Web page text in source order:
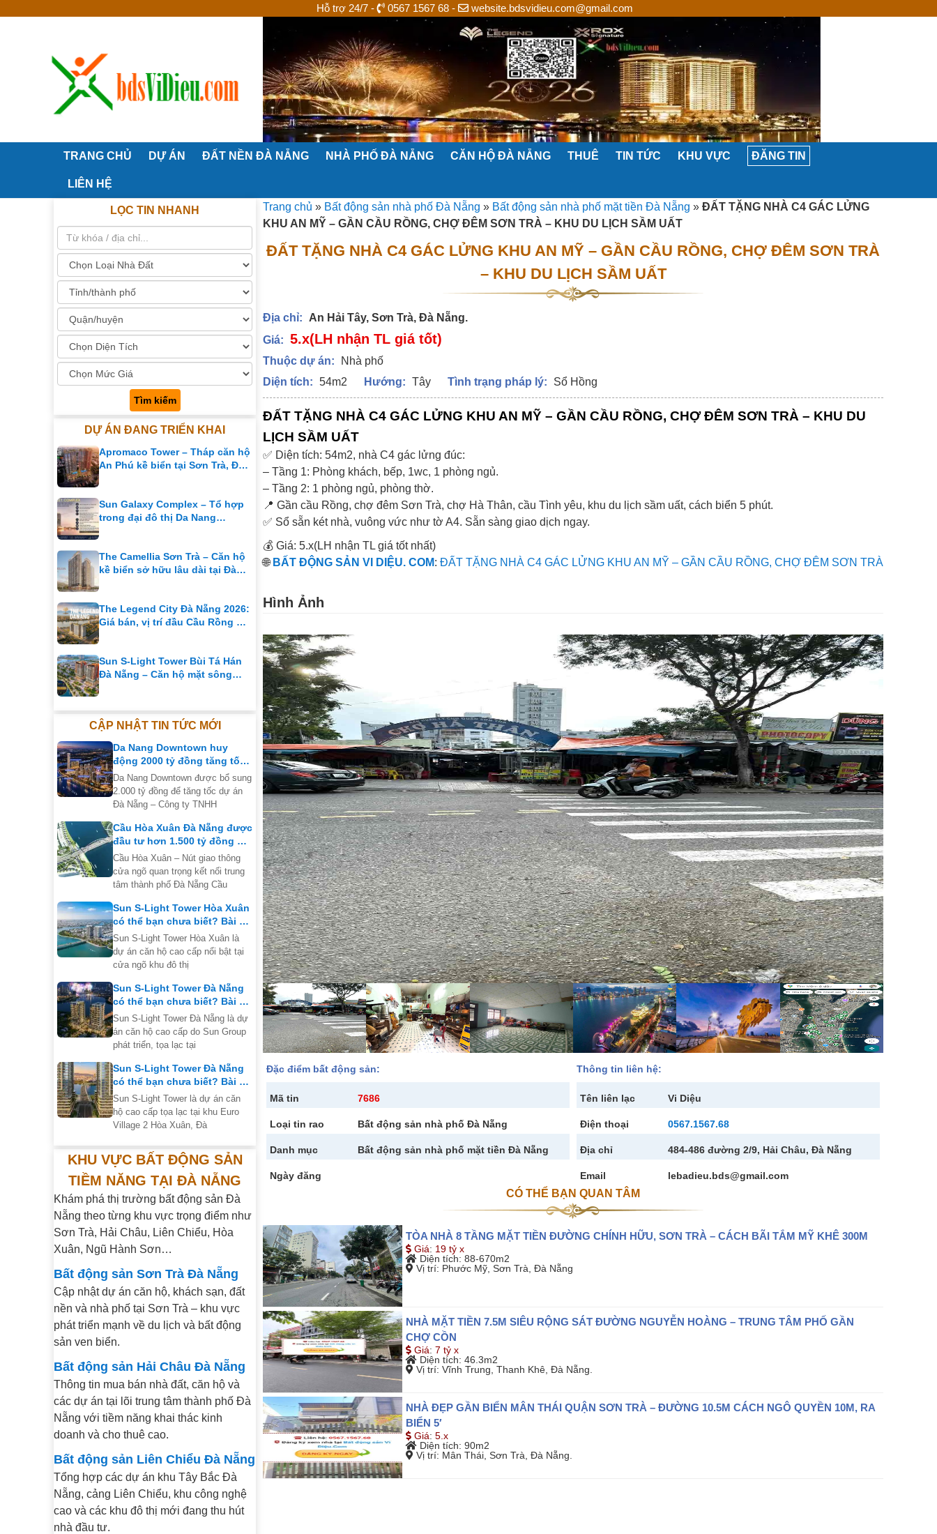
Hỗ trợ 24/7 - 0567 1567 68 - website.bdsvidieu.com@gmail.com
TRANG CHỦ DỰ ÁN ĐẤT NỀN ĐÀ NẴNG NHÀ PHỐ ĐÀ NẴNG CĂN HỘ ĐÀ NẴNG THUÊ TIN TỨC KHU VỰC ĐĂNG TIN
LIÊN HỆ
Trang chủ » Bất động sản nhà phố Đà Nẵng » Bất động sản nhà phố mặt tiền Đà Nẵng » ĐẤT TẶNG NHÀ C4 GÁC LỬNG
KHU AN MỸ – GẦN CẦU RỒNG, CHỢ ĐÊM SƠN TRÀ – KHU DU LỊCH SẦM UẤT
ĐẤT TẶNG NHÀ C4 GÁC LỬNG KHU AN MỸ – GẦN CẦU RỒNG, CHỢ ĐÊM SƠN TRÀ
– KHU DU LỊCH SẦM UẤT
Địa chỉ:
An Hải Tây, Sơn Trà, Đà Nẵng.
Giá: 5.x(LH nhận TL giá tốt)
Thuộc dự án:
Nhà phố
Diện tích: 54m2 Hướng: Tây Tình trạng pháp lý: Sổ Hồng
ĐẤT TẶNG NHÀ C4 GÁC LỬNG KHU AN MỸ – GẦN CẦU RỒNG, CHỢ ĐÊM SƠN TRÀ – KHU DU
LỊCH SẦM UẤT
✅ Diện tích: 54m2, nhà C4 gác lửng đúc:
– Tầng 1: Phòng khách, bếp, 1wc, 1 phòng ngủ.
– Tầng 2: 1 phòng ngủ, phòng thờ.
📍 Gần cầu Rồng, chợ đêm Sơn Trà, chợ Hà Thân, cầu Tình yêu, khu du lịch sầm uất, cách biển 5 phút.
✅ Sổ sẵn két nhà, vuông vức như tờ A4. Sẵn sàng giao dịch ngay.
💰 Giá: 5.x(LH nhận TL giá tốt nhất)
🌐 BẤT ĐỘNG SẢN VI DIỆU. COM: ĐẤT TẶNG NHÀ C4 GÁC LỬNG KHU AN MỸ – GẦN CẦU RỒNG, CHỢ ĐÊM SƠN TRÀ
Hình Ảnh
Đặc điểm bất động sản:
Mã tin 7686
Loại tin rao Bất động sản nhà phố Đà Nẵng
Danh mục Bất động sản nhà phố mặt tiền Đà Nẵng
Ngày đăng
Thông tin liên hệ:
Tên liên lạc Vi Diệu
Điện thoại 0567.1567.68
Địa chỉ 484-486 đường 2/9, Hải Châu, Đà Nẵng
Email lebadieu.bds@gmail.com
CÓ THỂ BẠN QUAN TÂM
TÒA NHÀ 8 TẦNG MẶT TIỀN ĐƯỜNG CHÍNH HỮU, SƠN TRÀ – CÁCH BÃI TẮM MỸ KHÊ 300M
Giá: 19 tỷ x
Diện tích: 88-670m2
Vị trí: Phước Mỹ, Sơn Trà, Đà Nẵng
NHÀ MẶT TIỀN 7.5M SIÊU RỘNG SÁT ĐƯỜNG NGUYỄN HOÀNG – TRUNG TÂM PHỐ GẦN
CHỢ CỒN
Giá: 7 tỷ x
Diện tích: 46.3m2
Vị trí: Vĩnh Trung, Thanh Khê, Đà Nẵng.
NHÀ ĐẸP GẦN BIỂN MÂN THÁI QUẬN SƠN TRÀ – ĐƯỜNG 10.5M CÁCH NGÔ QUYỀN 10M, RA
BIỂN 5′
Giá: 5.x
Diện tích: 90m2
Vị trí: Mân Thái, Sơn Trà, Đà Nẵng.
LỌC TIN NHANH
Tìm kiếm
DỰ ÁN ĐANG TRIỂN KHAI
Apromaco Tower – Tháp căn hộ
An Phú kề biển tại Sơn Trà, Đà
Sun Galaxy Complex – Tổ hợp
trong đại đô thị Da Nang
The Camellia Sơn Trà – Căn hộ
kề biển sở hữu lâu dài tại Đà
The Legend City Đà Nẵng 2026:
Giá bán, vị trí đầu Cầu Rồng &
Sun S-Light Tower Bùi Tá Hán
Đà Nẵng – Căn hộ mặt sông
CẬP NHẬT TIN TỨC MỚI
Da Nang Downtown huy
động 2000 tỷ đồng tăng tốc
siêu dự án tại Đà Nẵng
Da Nang Downtown được bổ sung
2.000 tỷ đồng để tăng tốc dự án
Đà Nẵng – Công ty TNHH
Cầu Hòa Xuân Đà Nẵng được
đầu tư hơn 1.500 tỷ đồng để
mở rộng nút giao thông
Cầu Hòa Xuân – Nút giao thông
cửa ngõ quan trọng kết nối trung
tâm thành phố Đà Nẵng Cầu
Sun S-Light Tower Hòa Xuân
có thể bạn chưa biết? Bài số
3 của series
Sun S-Light Tower Hòa Xuân là
dự án căn hộ cao cấp nổi bật tại
cửa ngõ khu đô thị
Sun S-Light Tower Đà Nẵng
có thể bạn chưa biết? Bài số
2 của series
Sun S-Light Tower Đà Nẵng là dự
án căn hộ cao cấp do Sun Group
phát triển, tọa lạc tại
Sun S-Light Tower Đà Nẵng
có thể bạn chưa biết? Bài số
1 của series
Sun S-Light Tower là dự án căn
hộ cao cấp tọa lạc tại khu Euro
Village 2 Hòa Xuân, Đà
KHU VỰC BẤT ĐỘNG SẢN
TIỀM NĂNG TẠI ĐÀ NẴNG
Khám phá thị trường bất động sản Đà
Nẵng theo từng khu vực trọng điểm như
Sơn Trà, Hải Châu, Liên Chiểu, Hòa
Xuân, Ngũ Hành Sơn…
Bất động sản Sơn Trà Đà Nẵng
Cập nhật dự án căn hộ, khách sạn, đất
nền và nhà phố tại Sơn Trà – khu vực
phát triển mạnh về du lịch và bất động
sản ven biển.
Bất động sản Hải Châu Đà Nẵng
Thông tin mua bán nhà đất, căn hộ và
các dự án tại lõi trung tâm thành phố Đà
Nẵng với tiềm năng khai thác kinh
doanh và cho thuê cao.
Bất động sản Liên Chiểu Đà Nẵng
Tổng hợp các dự án khu Tây Bắc Đà
Nẵng, cảng Liên Chiểu, khu công nghệ
cao và các khu đô thị mới đang thu hút
nhà đầu tư.